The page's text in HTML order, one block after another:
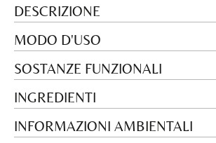
DESCRIZIONE
MODO D'USO
SOSTANZE FUNZIONALI
INGREDIENTI
INFORMAZIONI AMBIENTALI